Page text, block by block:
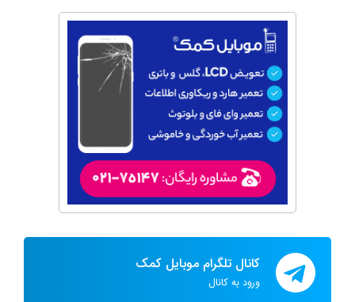
کانال تلگرام موبایل کمک
ورود به کانال